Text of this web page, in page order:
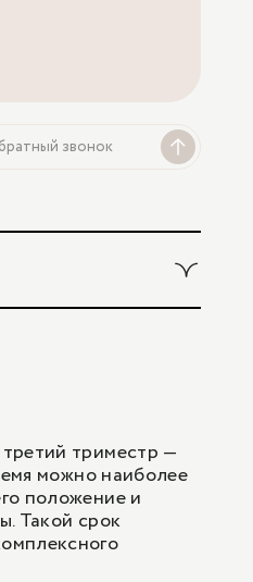
звонок
триместр —
можно наиболее
положение и
Такой срок